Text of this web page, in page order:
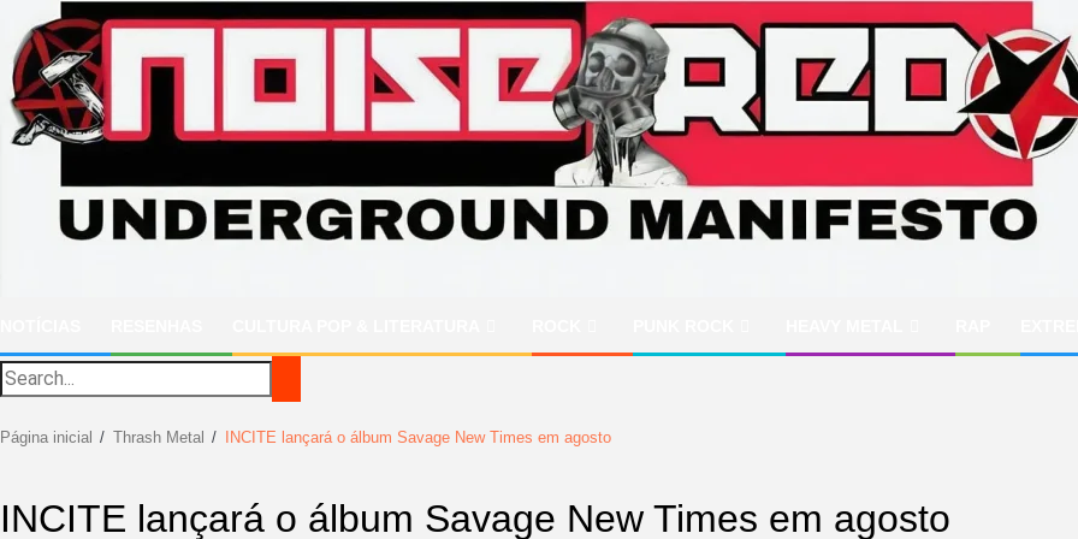
para
conteúdo
Página inicial Thrash Metal INCITE lançará o álbum Savage New Times em agosto
INCITE lançará o álbum Savage New Times em agosto